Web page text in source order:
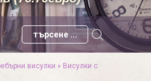
висулки » Висулки с